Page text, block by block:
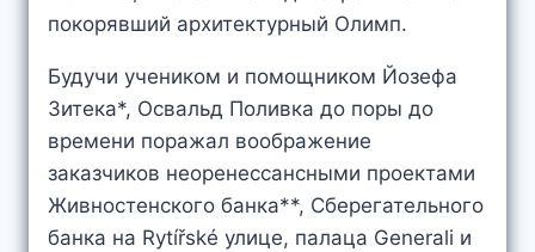
покорявший архитектурный Олимп.
Будучи учеником и помощником Йозефа
Зитека*, Освальд Поливка до поры до
времени поражал воображение
заказчиков неоренессансными проектами
Живностенского банка**, Сберегательного
банка на Rytířské улице, палаца Generali и